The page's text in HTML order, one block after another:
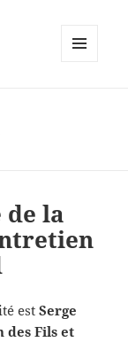
de la
estSerge
des Fils et